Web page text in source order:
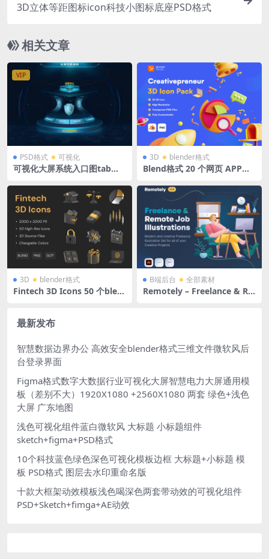
3D立体等距图标icon科技小图标底座PSD格式
相关文章
VIP
PSD格式 可视化
可视化大屏系统入口图tab导
分层源文件
3D blender格式
Blend格式 20 个网页 APP通
高清PNG
3D blender格式
Fintech 3D Icons 50 个blen
计素材含png免抠图片
B端后台 全部素材
Remotely – Freelance & Re
最新发布
智慧数据边界办公 高效安全blender格式三维文件微软风后
台登录界面
Figma格式数字大数据行业可视化大屏智慧电力大屏通用模
板（差别不大）1920X1080 +2560X1080 两套 绿色+浅色
大屏 广东地图
浅色可视化组件蓝白微软风 大标题 小标题组件
sketch+figma+PSD格式
10个科技蓝色绿色深色可视化模板边框 大标题+小标题 模
板 PSD格式 图层去水印重命名版
十款大框架动效模板浅色喝深色两套带动效的可视化组件
PSD+Sketch+fimga+AE动效